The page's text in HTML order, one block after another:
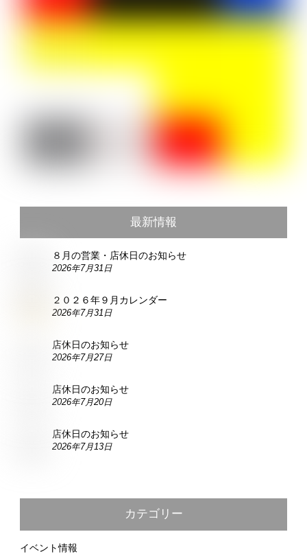
最新情報
８月の営業・店休日のお知らせ
2026年7月31日
２０２６年９月カレンダー
2026年7月31日
店休日のお知らせ
2026年7月27日
店休日のお知らせ
2026年7月20日
店休日のお知らせ
2026年7月13日
カテゴリー
イベント情報